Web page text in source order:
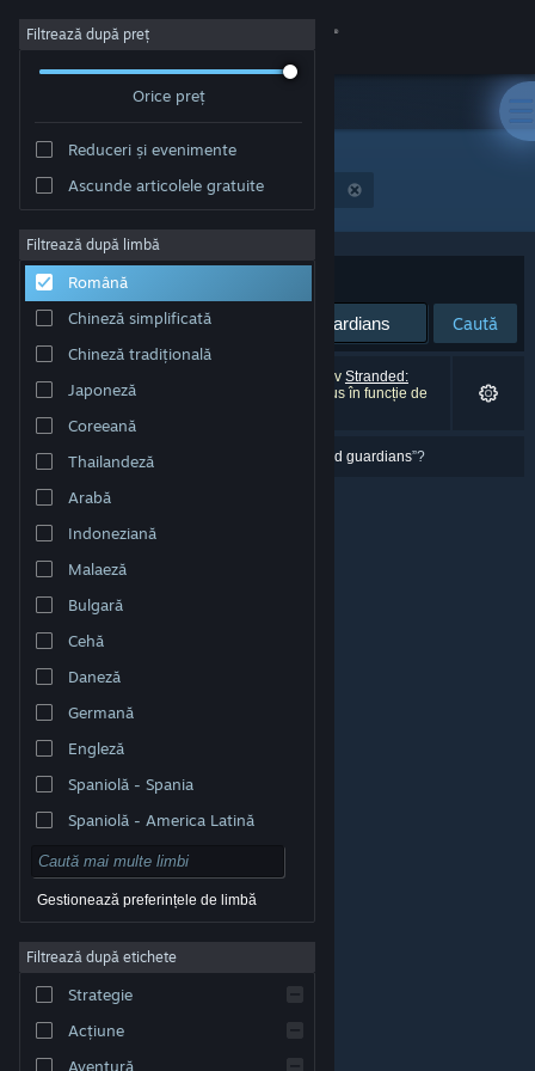
Conectează-te
Despre
Asistență
Schimbă limba
Vezi site în versiunea pentru desktop
© Valve Corporation. Toate drepturile rezervate. Toate
respectivi în SUA și celelalte țări.
Acordul Steam pentru abonați
Cookie-uri
Filtrează după preț
Orice preț
Reduceri și evenimente
Ascunde articolele gratuite
Filtrează după limbă
Română
Chineză simplificată
Chineză tradițională
Japoneză
Coreeană
Thailandeză
Arabă
Indoneziană
Malaeză
Bulgară
Cehă
Daneză
Germană
Engleză
Spaniolă - Spania
Spaniolă - America Latină
Gestionează preferințele de limbă
Filtrează după etichete
Strategie
Acțiune
Aventură
"Stranded: Alien Dawn - Robots and Guardians"
Sortează după
Caută
0 rezultate corespund căutării tale. 1 titlu (inclusiv Stranded:
Alien Dawn - Robots and Guardians
) a fost exclus în funcție de
Ai vrut sa spui „stranded: alien dawn \- robots add guardians”?